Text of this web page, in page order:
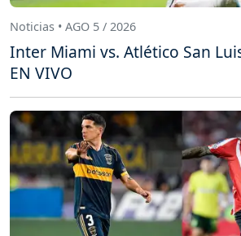
Noticias • AGO 5 / 2026
Inter Miami vs. Atlético San
EN VIVO